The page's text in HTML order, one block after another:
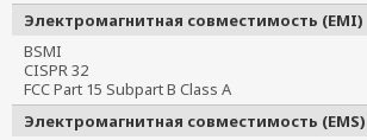
Электромагнитная совместимость (EMI)
BSMI
CISPR 32
FCC Part 15 Subpart B Class A
Электромагнитная совместимость (EMS)